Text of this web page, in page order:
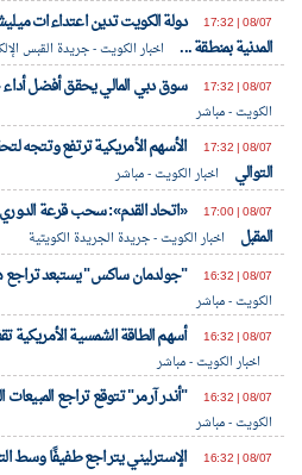
08/07 | 17:32
دولة الكويت تدين اعتداءات
المدنية بمنطقة ...
اخبار الكويت - جريدة القبس
08/07 | 17:32
سوق دبي المالي يحقق أفضل
الكويت - مباشر
08/07 | 17:32
الأسهم الأمريكية ترتفع وتتجه
التوالي
اخبار الكويت - مباشر
08/07 | 17:00
المقبل
اخبار الكويت - جريدة الجريدة الكويتية
08/07 | 16:32
"جولدمان ساكس" يستبعد تراجع
الكويت - مباشر
08/07 | 16:32
أسهم الطاقة الشمسية
اخبار الكويت - مباشر
08/07 | 16:32
"أندر آرمر" تتوقع تراجع
الكويت - مباشر
08/07 | 16:32
الإسترليني يتراجع طفيفًا وسط